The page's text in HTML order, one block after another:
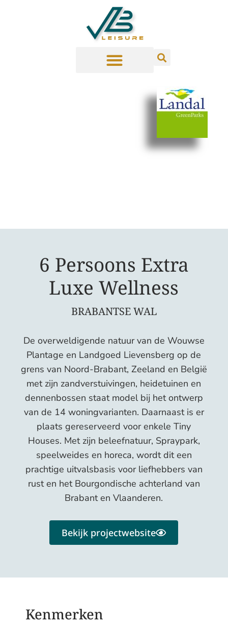
6 Persoons Extra
Luxe Wellness
BRABANTSE WAL
De overweldigende natuur van de Wouwse
Plantage en Landgoed Lievensberg op de
grens van Noord-Brabant, Zeeland en België
met zijn zandverstuivingen, heidetuinen en
dennenbossen staat model bij het ontwerp
van de 14 woningvarianten. Daarnaast is er
plaats gereserveerd voor enkele Tiny
Houses. Met zijn beleefnatuur, Spraypark,
speelweides en horeca, wordt dit een
prachtige uitvalsbasis voor liefhebbers van
rust en het Bourgondische achterland van
Brabant en Vlaanderen.
Bekijk projectwebsite
Kenmerken